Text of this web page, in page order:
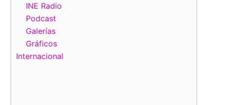
INE Radio
Podcast
Galerías
Gráficos
Internacional